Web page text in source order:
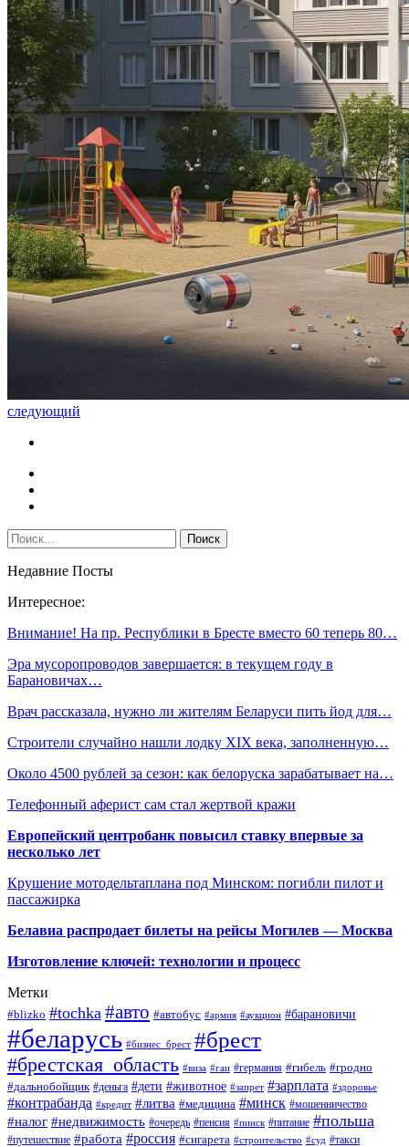
следующий
Недавние Посты
Интересное:
Внимание! На пр. Республики в Бресте вместо 60 теперь 80…
Эра мусоропроводов завершается: в текущем году в
Барановичах…
Врач рассказала, нужно ли жителям Беларуси пить йод для…
Строители случайно нашли лодку XIX века, заполненную…
Около 4500 рублей за сезон: как белоруска зарабатывает на…
Телефонный аферист сам стал жертвой кражи
Европейский центробанк повысил ставку впервые за
несколько лет
Крушение мотодельтаплана под Минском: погибли пилот и
пассажирка
Белавиа распродает билеты на рейсы Могилев — Москва
Изготовление ключей: технологии и процесс
Метки
#blizko #tochka #авто #автобус #армия #аукцион #барановичи
#беларусь #бизнес_брест #брест
#брестская_область #виза #гаи #германия #гибель #гродно
#дальнобойщик #деньга #дети #животное #запрет #зарплата #здоровье
#контрабанда #кредит #литва #медицина #минск #мошенничество
#налог #недвижимость #очередь #пенсия #пинск #питание #польша
#путешествие #работа #россия #сигарета #строительство #суд #такси